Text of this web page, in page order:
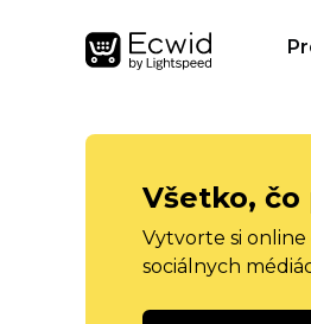
Všetko,
Vytvorte si
sociálnych